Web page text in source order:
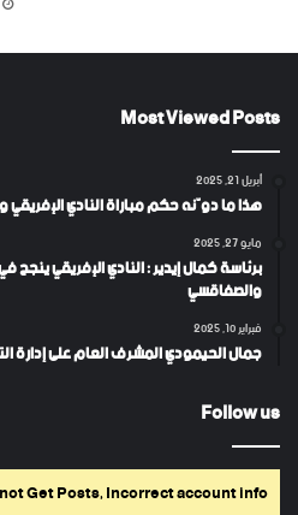
Most Viewed Posts
أبريل 21, 2025
هذا ما دوّنه حكم مباراة النادي الإفريقي
مايو 27, 2025
برئاسة كمال إيدير : النادي الإفريقي
والصفاقسي
فبراير 10, 2025
جمال الحيمودي المشرف العام على إدارة
Follow us
Get Posts, Incorrect account info.